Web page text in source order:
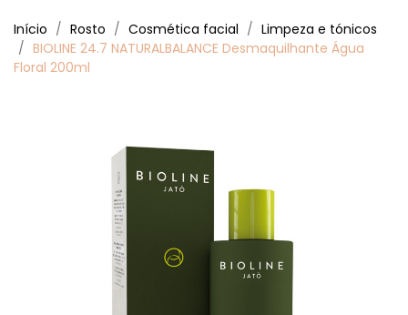
Início Rosto Cosmética facial
Limpeza e tónicos
BIOLINE 24.7 NATURALBALANCE Desmaquilhante Água
Floral 200ml